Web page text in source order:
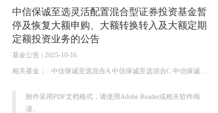
中信保诚至选灵活配置混合型证券投资基金暂
停及恢复大额申购、大额转换转入及大额定期
定额投资业务的公告
基金公告 | 2025-10-16
相关基金： 中信保诚至选混合A 中信保诚至选混合C 中信保诚至选混合E
附件采用PDF文档格式，请使用Adobe Reader或相关软件阅
读。